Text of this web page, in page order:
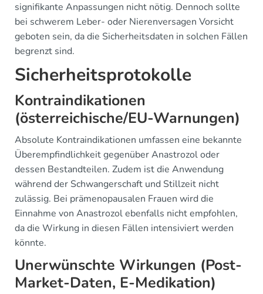
signifikante Anpassungen nicht nötig. Dennoch sollte
bei schwerem Leber- oder Nierenversagen Vorsicht
geboten sein, da die Sicherheitsdaten in solchen Fällen
begrenzt sind.
Sicherheitsprotokolle
Kontraindikationen
(österreichische/EU-Warnungen)
Absolute Kontraindikationen umfassen eine bekannte
Überempfindlichkeit gegenüber Anastrozol oder
dessen Bestandteilen. Zudem ist die Anwendung
während der Schwangerschaft und Stillzeit nicht
zulässig. Bei prämenopausalen Frauen wird die
Einnahme von Anastrozol ebenfalls nicht empfohlen,
da die Wirkung in diesen Fällen intensiviert werden
könnte.
Unerwünschte Wirkungen (Post-
Market-Daten, E-Medikation)